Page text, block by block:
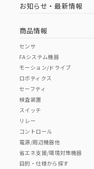
お知らせ・最新情報
商品情報
センサ
FAシステム機器
モーション/ドライブ
ロボティクス
セーフティ
検査装置
スイッチ
リレー
コントロール
電源/周辺機器他
省エネ支援/環境対策機器
目的・仕様から探す